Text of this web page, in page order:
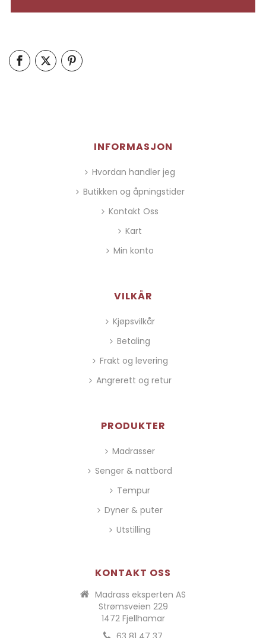
INFORMASJON
Hvordan handler jeg
Butikken og åpningstider
Kontakt Oss
Kart
Min konto
VILKÅR
Kjøpsvilkår
Betaling
Frakt og levering
Angrerett og retur
PRODUKTER
Madrasser
Senger & nattbord
Tempur
Dyner & puter
Utstilling
KONTAKT OSS
Madrass eksperten AS
Strømsveien 229
1472 Fjellhamar